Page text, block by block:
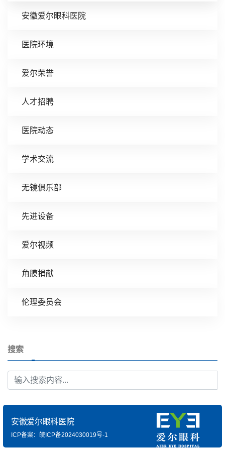
安徽爱尔眼科医院
医院环境
爱尔荣誉
人才招聘
医院动态
学术交流
无镜俱乐部
先进设备
爱尔视频
角膜捐献
伦理委员会
搜索
安徽爱尔眼科医院
ICP备案：皖ICP备2024030019号-1